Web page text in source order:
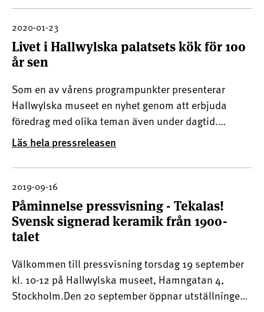
sida vid sida med Wilhelmina von Hallwyls många
resor -
2020-01-23
Livet i Hallwylska palatsets kök för 100
år sen
Som en av vårens programpunkter presenterar
Hallwylska museet en nyhet genom att erbjuda
föredrag med olika teman även under dagtid.
Palatsköket på Hamngatan 4 är en av de mest
efterfrågade sevärdheterna bland besökarna. För
den som vill fördjupa sig i palatskökets roll kring
sekelskiftet 1900 är vä
Läs hela pressreleasen
2019-09-16
Påminnelse pressvisning - Tekalas!
Svensk signerad keramik från 1900-
talet
Välkommen till pressvisning torsdag 19 september
kl. 10-12 på Hallwylska museet, Hamngatan 4,
Stockholm.Den 20 september öppnar utställningen